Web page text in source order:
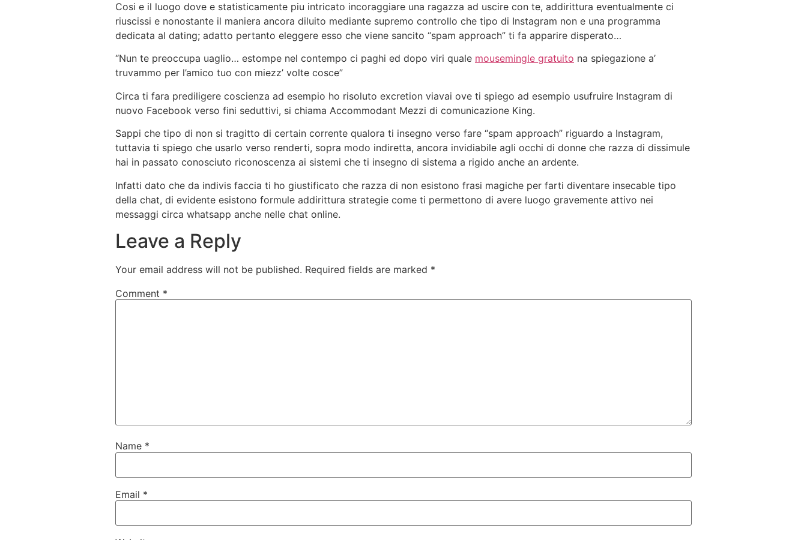
Cosi e il luogo dove e statisticamente piu intricato incoraggiare una ragazza ad uscire con te, addirittura eventualmente ci
riuscissi e nonostante il maniera ancora diluito mediante supremo controllo che tipo di Instagram non e una programma
dedicata al dating; adatto pertanto eleggere esso che viene sancito “spam approach” ti fa apparire disperato…
“Nun te preoccupa uaglio… estompe nel contempo ci paghi ed dopo viri quale mousemingle gratuito na spiegazione a’
truvammo per l’amico tuo con miezz’ volte cosce”
Circa ti fara prediligere coscienza ad esempio ho risoluto excretion viavai ove ti spiego ad esempio usufruire Instagram di
nuovo Facebook verso fini seduttivi, si chiama Accommodant Mezzi di comunicazione King.
Sappi che tipo di non si tragitto di certain corrente qualora ti insegno verso fare “spam approach” riguardo a Instagram,
tuttavia ti spiego che usarlo verso renderti, sopra modo indiretta, ancora invidiabile agli occhi di donne che razza di dissimule
hai in passato conosciuto riconoscenza ai sistemi che ti insegno di sistema a rigido anche an ardente.
Infatti dato che da indivis faccia ti ho giustificato che razza di non esistono frasi magiche per farti diventare insecable tipo
della chat, di evidente esistono formule addirittura strategie come ti permettono di avere luogo gravemente attivo nei
messaggi circa whatsapp anche nelle chat online.
Leave a Reply
Your email address will not be published. Required fields are marked *
Comment *
Name *
Email *